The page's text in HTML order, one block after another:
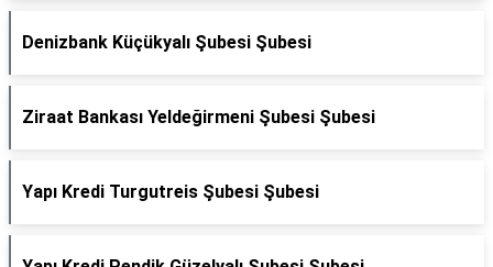
Denizbank Küçükyalı Şubesi Şubesi
Ziraat Bankası Yeldeğirmeni Şubesi Şubesi
Yapı Kredi Turgutreis Şubesi Şubesi